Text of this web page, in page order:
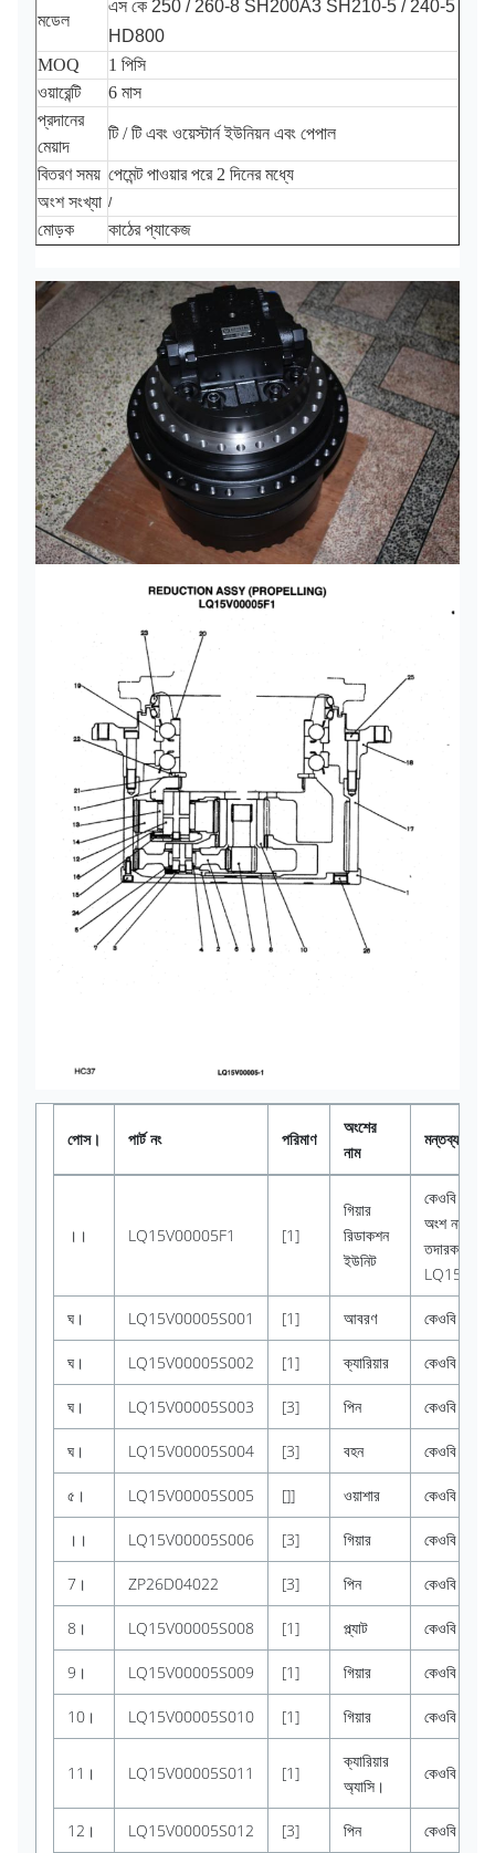
মডেল
এস কে 250 / 260-8 SH200A3 SH210-5 / 240-5
HD800
MOQ
1 পিসি
ওয়ারেন্টি
6 মাস
প্রদানের
মেয়াদ
টি / টি এবং ওয়েস্টার্ন ইউনিয়ন এবং পেপাল
বিতরণ সময় পেমেন্ট পাওয়ার পরে 2 দিনের মধ্যে
অংশ সংখ্যা /
মোড়ক কাঠের প্যাকেজ
পোস। পার্ট নং পরিমাণ
অংশের
নাম
মন্তব্য
।। LQ15V00005F1 [1]
গিয়ার
রিডাকশন
ইউনিট
কেওবি
অংশ নম্বর
তদারক করা:
ঘ। LQ15V00005S001 [1] আবরণ কেওবি
ঘ। LQ15V00005S002 [1] ক্যারিয়ার কেওবি
ঘ। LQ15V00005S003 [3] পিন কেওবি
ঘ। LQ15V00005S004 [3] বহন কেওবি
৫। LQ15V00005S005 []] ওয়াশার কেওবি
।। LQ15V00005S006 [3] গিয়ার কেওবি
7। ZP26D04022 [3] পিন কেওবি
8। LQ15V00005S008 [1] প্ল্যাট কেওবি
9। LQ15V00005S009 [1] গিয়ার কেওবি
10। LQ15V00005S010 [1] গিয়ার কেওবি
11। LQ15V00005S011 [1]
ক্যারিয়ার
অ্যাসি।
কেওবি
12। LQ15V00005S012 [3] পিন কেওবি